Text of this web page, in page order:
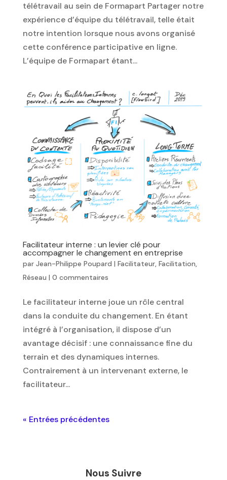
télétravail au sein de Formapart Partager notre
expérience d’équipe du télétravail, telle était
notre intention lorsque nous avons organisé
cette conférence participative en ligne.
L’équipe de Formapart étant...
Facilitateur interne : un levier clé pour
accompagner le changement en entreprise
par Jean-Philippe Poupard | Facilitateur, Facilitation,
Réseau | 0 commentaires
Le facilitateur interne joue un rôle central
dans la conduite du changement. En étant
intégré à l’organisation, il dispose d’un
avantage décisif : une connaissance fine du
terrain et des dynamiques internes.
Contrairement à un intervenant externe, le
facilitateur...
« Entrées précédentes
Nous Suivre